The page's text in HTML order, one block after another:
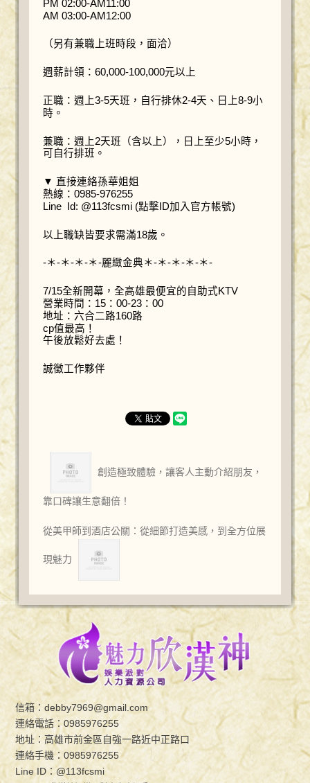
PM 02:00-AM11:00
AM 03:00-AM12:00
（另有兼職上班時段，面洽）
週薪計領：60,000-100,000元以上
正職：週上3-5天班，自行排休2-4天、日上8-9小
時。
兼職：週上2天班（含以上），日上至少5小時，
可自行排班。
▼ 直接連絡孫華姐姐
熱線：0985-976255
Line Id: @113fcsmi (點擊ID加入官方帳號)
以上職缺皆要求需滿18歲。
-＊-＊-＊-＊-麗緻金典＊-＊-＊-＊-＊-
7/15全新開幕，全高雄最便宜的自助式KTV
營業時間：15：00-23：00
地址：六合二路160路
cp值最高！
午後放鬆好去處！
誠徵工作夥伴
創造極致體驗，讓客人主動介紹朋友，
靠口碑讓生意翻倍！
從美甲師到酒店公關：從細節打造美感，到全方位展
現魅力
信箱：debby7969@gmail.com
連絡電話：0985976255
地址：高雄市前金區自強一路近中正路口
連絡手機：0985976255
Line ID：@113fcsmi